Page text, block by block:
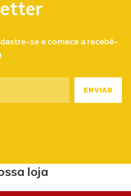
se e comece a recebê-
loja